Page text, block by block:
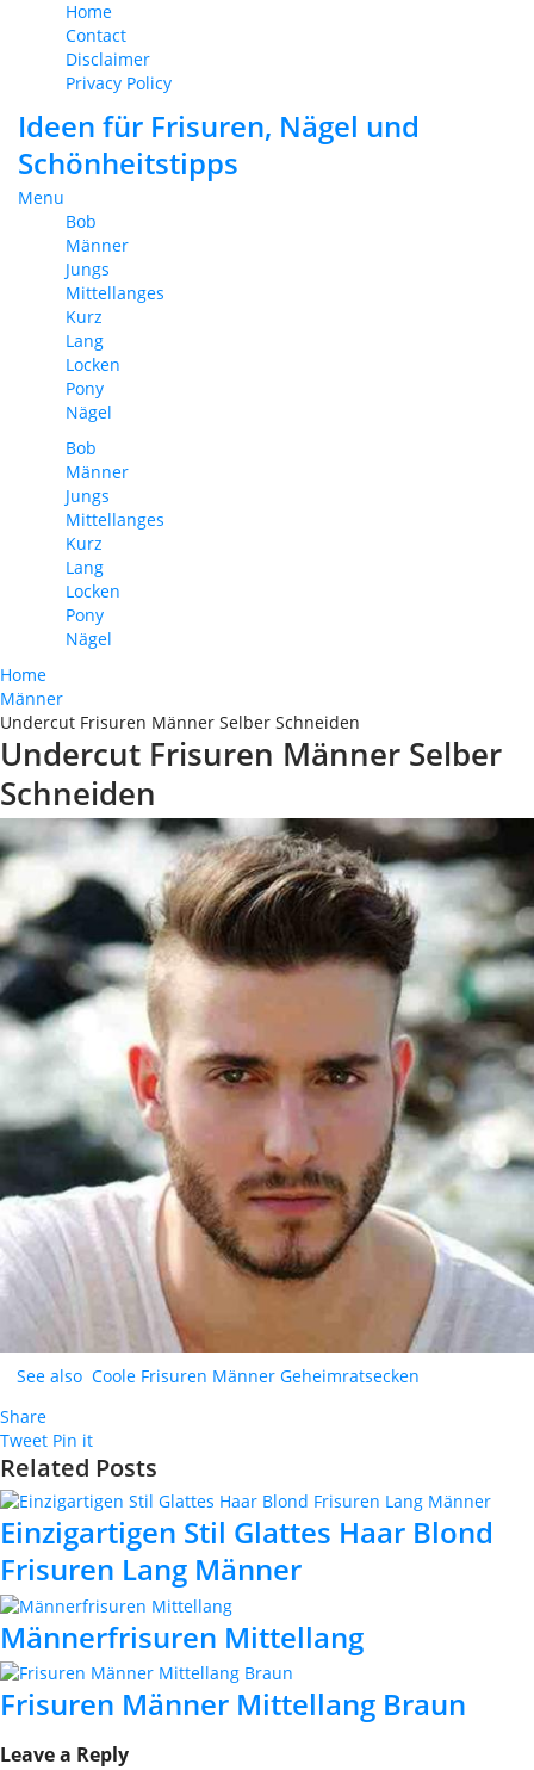
Home
Contact
Disclaimer
Privacy Policy
Ideen für Frisuren, Nägel und
Schönheitstipps
Menu
Bob
Männer
Jungs
Mittellanges
Kurz
Lang
Locken
Pony
Nägel
Bob
Männer
Jungs
Mittellanges
Kurz
Lang
Locken
Pony
Nägel
Home
Männer
Undercut Frisuren Männer Selber Schneiden
Undercut Frisuren Männer Selber
Schneiden
See also Coole Frisuren Männer Geheimratsecken
Share
Tweet Pin it
Related Posts
Einzigartigen Stil Glattes Haar Blond
Frisuren Lang Männer
Männerfrisuren Mittellang
Frisuren Männer Mittellang Braun
Leave a Reply